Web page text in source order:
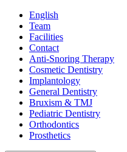
English
Team
Facilities
Contact
Anti-Snoring Therapy
Cosmetic Dentistry
Implantology
General Dentistry
Bruxism & TMJ
Pediatric Dentistry
Orthodontics
Prosthetics